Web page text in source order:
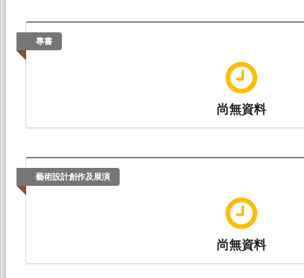
專書
尚無資料
藝術設計創作及展演
尚無資料